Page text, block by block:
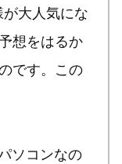
大人気にな
想をはるか
です。この
ソコンなの